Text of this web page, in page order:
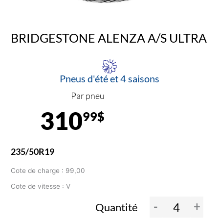
BRIDGESTONE ALENZA A/S ULTRA
Pneus d'été et 4 saisons
Par pneu
31099$
235/50R19
Cote de charge : 99,00
Cote de vitesse : V
Quantité - +